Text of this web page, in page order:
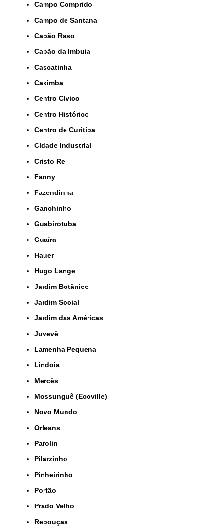
Campo Comprido
Campo de Santana
Capão Raso
Capão da Imbuia
Cascatinha
Caximba
Centro Cívico
Centro Histórico
Centro de Curitiba
Cidade Industrial
Cristo Rei
Fanny
Fazendinha
Ganchinho
Guabirotuba
Guaíra
Hauer
Hugo Lange
Jardim Botânico
Jardim Social
Jardim das Américas
Juvevê
Lamenha Pequena
Lindoia
Mercês
Mossunguê (Ecoville)
Novo Mundo
Orleans
Parolin
Pilarzinho
Pinheirinho
Portão
Prado Velho
Rebouças